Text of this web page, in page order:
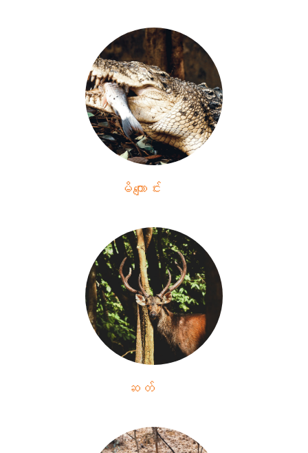
မိကျောင်း
ဆတ်